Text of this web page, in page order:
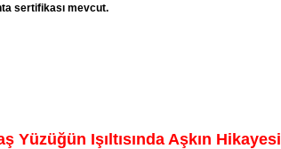
sertifikası mevcut.
Yüzüğün Işıltısında Aşkın Hikayesi